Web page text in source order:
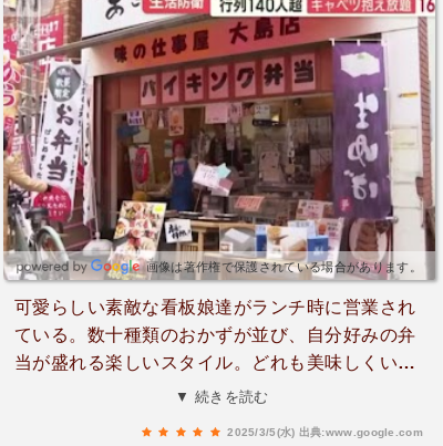
画像は著作権で保護されている場合があります。
可愛らしい素敵な看板娘達がランチ時に営業され
ている。数十種類のおかずが並び、自分好みの弁
当が盛れる楽しいスタイル。どれも美味しくいた
だける。接客も良く総てにおいて好印象🎶ついつ
▼ 続きを読む
2025/3/5(水) 出典:www.google.com